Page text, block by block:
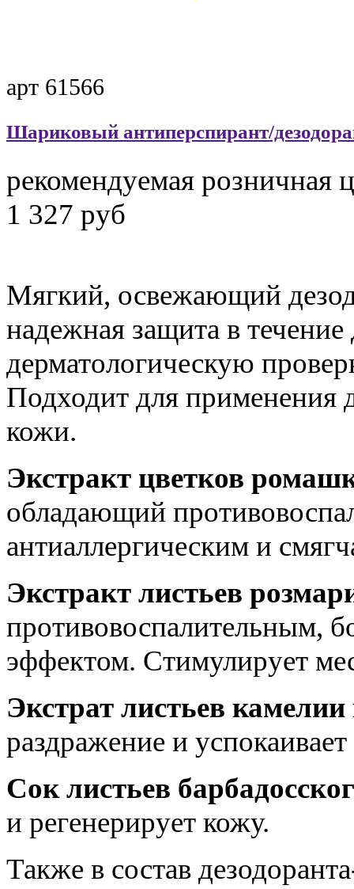
арт 61566
Шариковый антиперспирант/
рекомендуемая розничная
1 327 руб
Мягкий, освежающий
надежная защита в
дерматологическую
Подходит для применения
кожи.
Экстракт цветков
обладающий
антиаллергическим и
Экстракт листьев
противовоспалительным,
эффектом. Стимулирует
Экстрат листьев
раздражение и
Сок листьев
и регенерирует кожу.
Также в состав